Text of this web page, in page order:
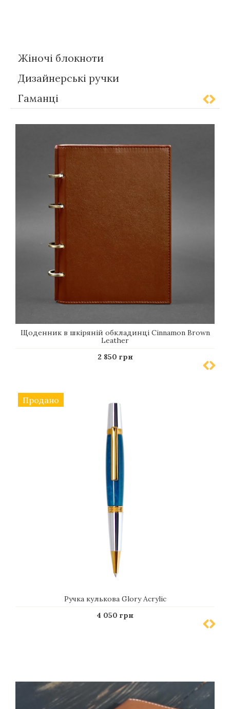
Жіночі блокноти
Дизайнерські ручки
Гаманці
Щоденник в шкіряній обкладинці Cinnamon Brown
Leather
2 850 грн
Продано
Ручка кулькова Glory Acrylic
4 050 грн